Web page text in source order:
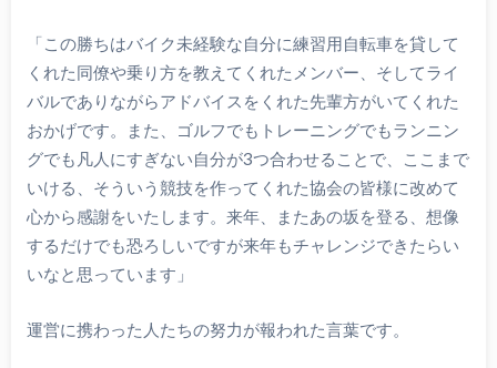
「この勝ちはバイク未経験な自分に練習用自転車を貸して
くれた同僚や乗り方を教えてくれたメンバー、そしてライ
バルでありながらアドバイスをくれた先輩方がいてくれた
おかげです。また、ゴルフでもトレーニングでもランニン
グでも凡人にすぎない自分が3つ合わせることで、ここまで
いける、そういう競技を作ってくれた協会の皆様に改めて
心から感謝をいたします。来年、またあの坂を登る、想像
するだけでも恐ろしいですが来年もチャレンジできたらい
いなと思っています」
運営に携わった人たちの努力が報われた言葉です。